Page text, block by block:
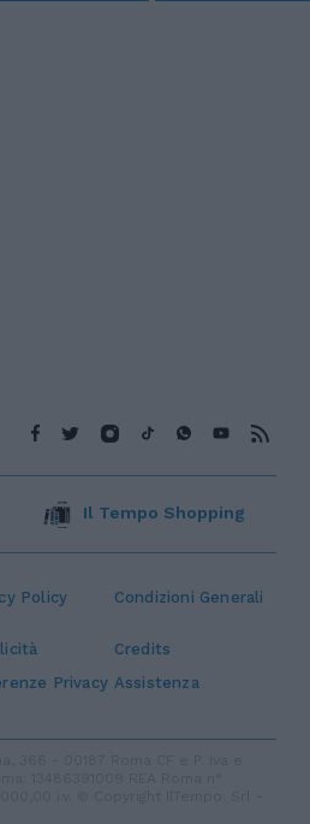
Policy Condizioni Generali
Credits
Privacy Assistenza
Il Tempo Shopping